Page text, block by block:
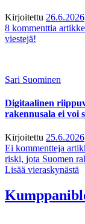
Kirjoitettu 26.6.2026
8 kommenttia
viestejä!
Sari Suominen
Digitaalinen
rakennusala ei voi
Kirjoitettu 25.6.2026
Ei kommentteja
riski, jota Suomen
Lisää vieraskynästä